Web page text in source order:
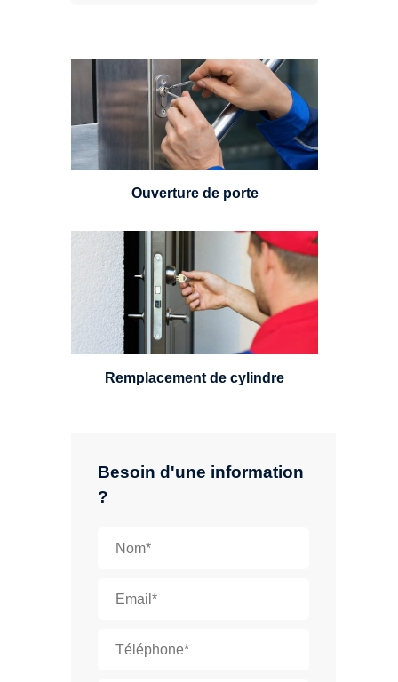
Besoin d'une information
?
Vous avez perdu vos clés ou la
porte s'est refermée derrière vous
? Un serrurier est disponible
24h/7.
Ouverture de porte
Un serrurier sera en mesure de
choisir et remplacer un cylindre
standard, à 5 leviers ou à 3
leviers, Mul-T-Lock ou encore
multipoints.
Remplacement de cylindre